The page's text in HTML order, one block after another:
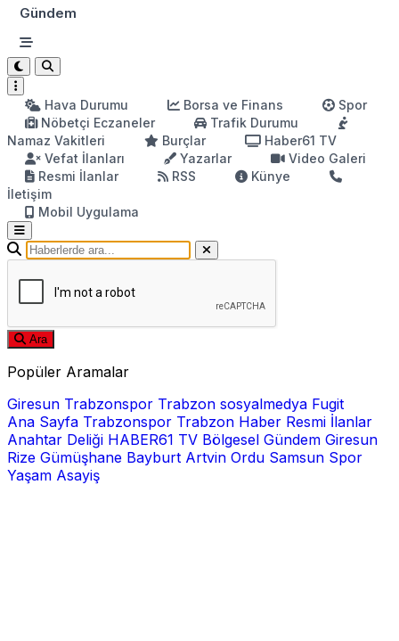
Gündem
Hava Durumu Borsa ve Finans
Spor
Nöbetçi Eczaneler
Trafik Durumu
Namaz Vakitleri
Burçlar
Haber61 TV
Vefat İlanları
Yazarlar
Video Galeri
Resmi İlanlar
RSS
Künye
İletişim
Mobil Uygulama
Ara
Popüler Aramalar
Giresun Trabzonspor Trabzon sosyalmedya Fugit
Ana Sayfa Trabzonspor Trabzon Haber Resmi İlanlar
Anahtar Deliği HABER61 TV Bölgesel Gündem Giresun
Rize Gümüşhane Bayburt Artvin Ordu Samsun Spor
Yaşam Asayiş